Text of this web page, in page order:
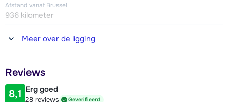
Afstand vanaf Brussel
936 kilometer
Afstand tot winkel(s)
25 - 50 meter
25 - 50 meter
Afstand tot piste
Meer over de ligging
Reviews
8,1 Erg goed
28 reviews Geverifieerd